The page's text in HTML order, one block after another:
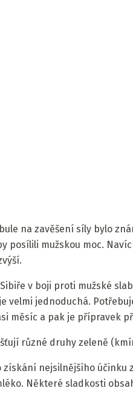
na zavěšení síly bylo
posílili mužskou moc.
v boji proti mužské
velmi jednoduchá.
měsíc a pak je přípravek
různé druhy zeleně
získání nejsilnějšího
Některé sladkosti